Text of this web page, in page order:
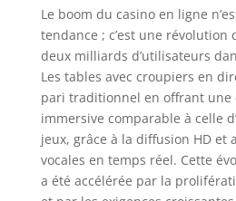
Le boom du casino en ligne
tendance ; c’est une révolution
deux milliards d’utilisateurs
Les tables avec croupiers en
pari traditionnel en offrant une
immersive comparable à celle
jeux, grâce à la diffusion HD et
vocales en temps réel. Cette
a été accélérée par la